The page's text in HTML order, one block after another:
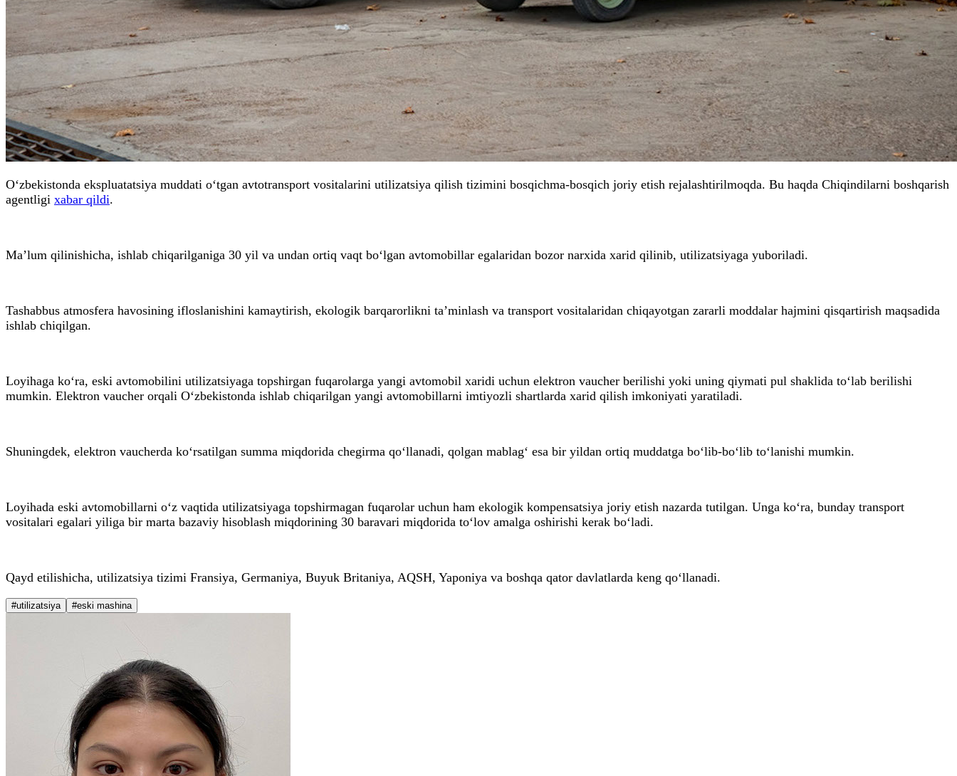
O‘zbekistonda ekspluatatsiya muddati o‘tgan avtotransport vositalarini utilizatsiya qilish tizimini bosqichma-bosqich joriy etish rejalashtirilmoqda. Bu haqda Chiqindilarni boshqarish
agentligi xabar qildi.
Ma’lum qilinishicha, ishlab chiqarilganiga 30 yil va undan ortiq vaqt bo‘lgan avtomobillar egalaridan bozor narxida xarid qilinib, utilizatsiyaga yuboriladi.
Tashabbus atmosfera havosining ifloslanishini kamaytirish, ekologik barqarorlikni ta’minlash va transport vositalaridan chiqayotgan zararli moddalar hajmini qisqartirish maqsadida
ishlab chiqilgan.
Loyihaga ko‘ra, eski avtomobilini utilizatsiyaga topshirgan fuqarolarga yangi avtomobil xaridi uchun elektron vaucher berilishi yoki uning qiymati pul shaklida to‘lab berilishi
mumkin. Elektron vaucher orqali O‘zbekistonda ishlab chiqarilgan yangi avtomobillarni imtiyozli shartlarda xarid qilish imkoniyati yaratiladi.
Shuningdek, elektron vaucherda ko‘rsatilgan summa miqdorida chegirma qo‘llanadi, qolgan mablag‘ esa bir yildan ortiq muddatga bo‘lib-bo‘lib to‘lanishi mumkin.
Loyihada eski avtomobillarni o‘z vaqtida utilizatsiyaga topshirmagan fuqarolar uchun ham ekologik kompensatsiya joriy etish nazarda tutilgan. Unga ko‘ra, bunday transport
vositalari egalari yiliga bir marta bazaviy hisoblash miqdorining 30 baravari miqdorida to‘lov amalga oshirishi kerak bo‘ladi.
Qayd etilishicha, utilizatsiya tizimi Fransiya, Germaniya, Buyuk Britaniya, AQSH, Yaponiya va boshqa qator davlatlarda keng qo‘llanadi.
#utilizatsiya #eski mashina